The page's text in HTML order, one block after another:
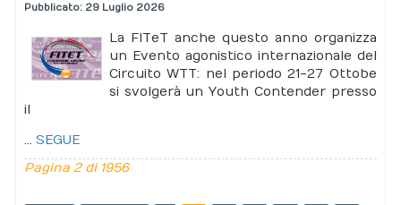
Pubblicato: 29 Luglio 2026
La FITeT anche questo anno organizza
un Evento agonistico internazionale del
Circuito WTT: nel periodo 21-27 Ottobe
si svolgerà un Youth Contender presso
il
...SEGUE
Pagina 2 di 1956